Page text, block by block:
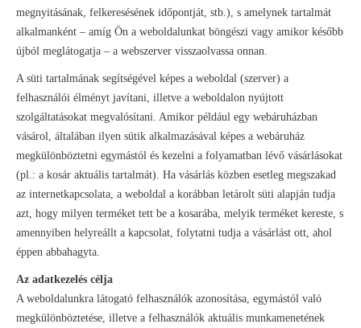
megnyitásának, felkeresésének időpontját, stb.), s amelynek tartalmát
alkalmanként – amíg Ön a weboldalunkat böngészi vagy amikor később
újból meglátogatja – a webszerver visszaolvassa onnan.
A süti tartalmának segítségével képes a weboldal (szerver) a
felhasználói élményt javítani, illetve a weboldalon nyújtott
szolgáltatásokat megvalósítani. Amikor például egy webáruházban
vásárol, általában ilyen sütik alkalmazásával képes a webáruház
megkülönböztetni egymástól és kezelni a folyamatban lévő vásárlásokat
(pl.: a kosár aktuális tartalmát). Ha vásárlás közben esetleg megszakad
az internetkapcsolata, a weboldal a korábban letárolt süti alapján tudja
azt, hogy milyen terméket tett be a kosarába, melyik terméket kereste, s
amennyiben helyreállt a kapcsolat, folytatni tudja a vásárlást ott, ahol
éppen abbahagyta.
Az adatkezelés célja
A weboldalunkra látogató felhasználók azonosítása, egymástól való
megkülönböztetése, illetve a felhasználók aktuális munkamenetének